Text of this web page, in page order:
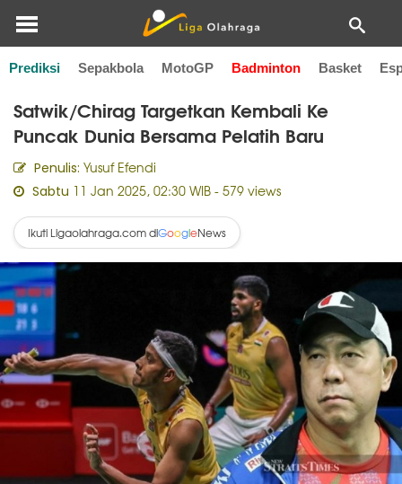
Prediksi Sepakbola MotoGP Badminton Basket
Home Badminton
Satwik/Chirag Targetkan Kembali Ke
Puncak Dunia Bersama Pelatih Baru
Penulis: Yusuf Efendi
Sabtu 11 Jan 2025, 02:30 WIB - 579 views
Ikuti Ligaolahraga.com diGoogleNews